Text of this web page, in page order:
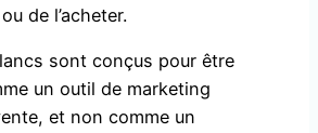
de l’acheter.
sont conçus pour être
un outil de marketing
et non comme un